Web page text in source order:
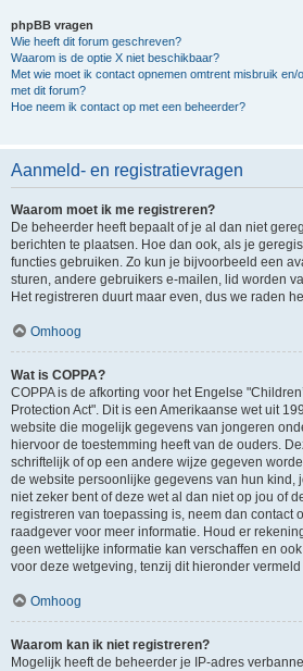
phpBB vragen
Wie heeft dit forum geschreven?
Waarom is de optie X niet beschikbaar?
Met wie moet ik contact opnemen omtrent misbruik
met dit forum?
Hoe neem ik contact op met een beheerder?
Aanmeld- en registratievragen
Waarom moet ik me registreren?
De beheerder heeft bepaalt of je al dan niet
berichten te plaatsen. Hoe dan ook, als je
functies gebruiken. Zo kun je bijvoorbeeld een
sturen, andere gebruikers e-mailen, lid worden
Het registreren duurt maar even, dus we raden
Omhoog
Wat is COPPA?
COPPA is de afkorting voor het Engelse
Protection Act". Dit is een Amerikaanse wet uit
website die mogelijk gegevens van jongeren
hiervoor de toestemming heeft van de ouders.
schriftelijk of op een andere wijze gegeven
de website persoonlijke gegevens van hun kind,
niet zeker bent of deze wet al dan niet op jou of
registreren van toepassing is, neem dan contact
raadgever voor meer informatie. Houd er
geen wettelijke informatie kan verschaffen en
voor deze wetgeving, tenzij dit hieronder vermeld
Omhoog
Waarom kan ik niet registreren?
Mogelijk heeft de beheerder je IP-adres